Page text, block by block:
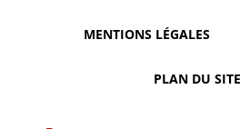
MENTIONS LÉGALES
PLAN DU SITE